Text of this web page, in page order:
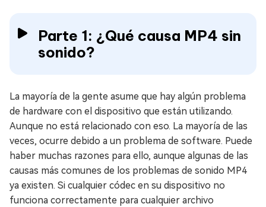
Parte 1: ¿Qué causa MP4 sin
sonido?
La mayoría de la gente asume que hay algún problema
de hardware con el dispositivo que están utilizando.
Aunque no está relacionado con eso. La mayoría de las
veces, ocurre debido a un problema de software. Puede
haber muchas razones para ello, aunque algunas de las
causas más comunes de los problemas de sonido MP4
ya existen. Si cualquier códec en su dispositivo no
funciona correctamente para cualquier archivo